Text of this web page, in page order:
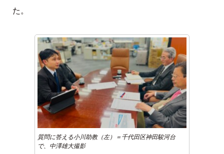
た。
質問に答える小川助教（左）＝千代田区神田駿河台
で、中澤雄大撮影